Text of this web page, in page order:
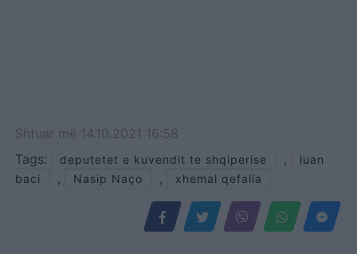
Shtuar më 14.10.2021 16:58
Tags:
deputetet e kuvendit te shqiperise ,
luan
baci
, Nasip Naço , xhemal qefalia